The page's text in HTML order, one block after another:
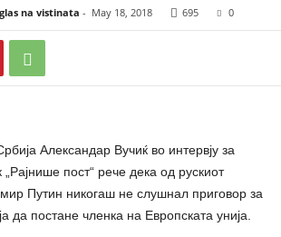
na vistinata - May 18, 2018 695 0
Александар Вучиќ во интервју за
„Рајнише пост“ рече дека од рускиот
Путин никогаш не слушнал приговор за
да постане членка на Европската унија.